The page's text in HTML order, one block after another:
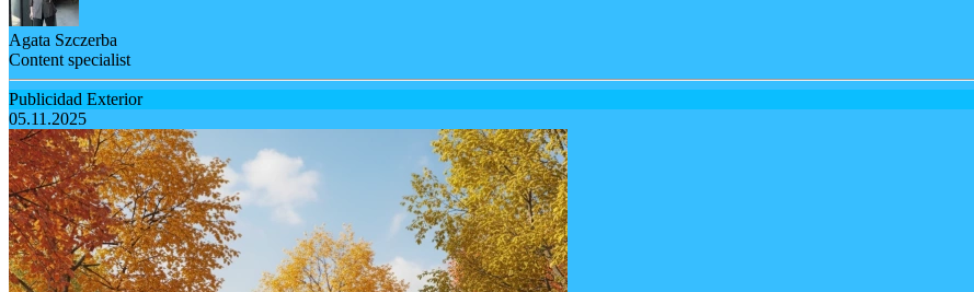
Agata Szczerba
Content specialist
Publicidad Exterior
05.11.2025